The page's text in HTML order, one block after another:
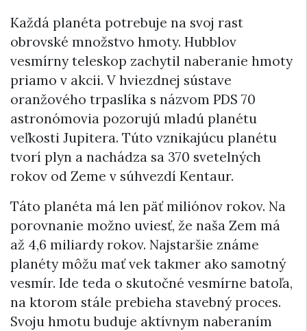
Každá planéta potrebuje na svoj rast
obrovské množstvo hmoty. Hubblov
vesmírny teleskop zachytil naberanie hmoty
priamo v akcii. V hviezdnej sústave
oranžového trpaslíka s názvom PDS 70
astronómovia pozorujú mladú planétu
veľkosti Jupitera. Túto vznikajúcu planétu
tvorí plyn a nachádza sa 370 svetelných
rokov od Zeme v súhvezdí Kentaur.
Táto planéta má len päť miliónov rokov. Na
porovnanie možno uviesť, že naša Zem má
až 4,6 miliardy rokov. Najstaršie známe
planéty môžu mať vek takmer ako samotný
vesmír. Ide teda o skutočné vesmírne batoľa,
na ktorom stále prebieha stavebný proces.
Svoju hmotu buduje aktívnym naberaním